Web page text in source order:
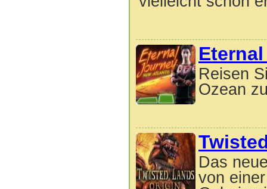
Reisen
Ozean
Das
von